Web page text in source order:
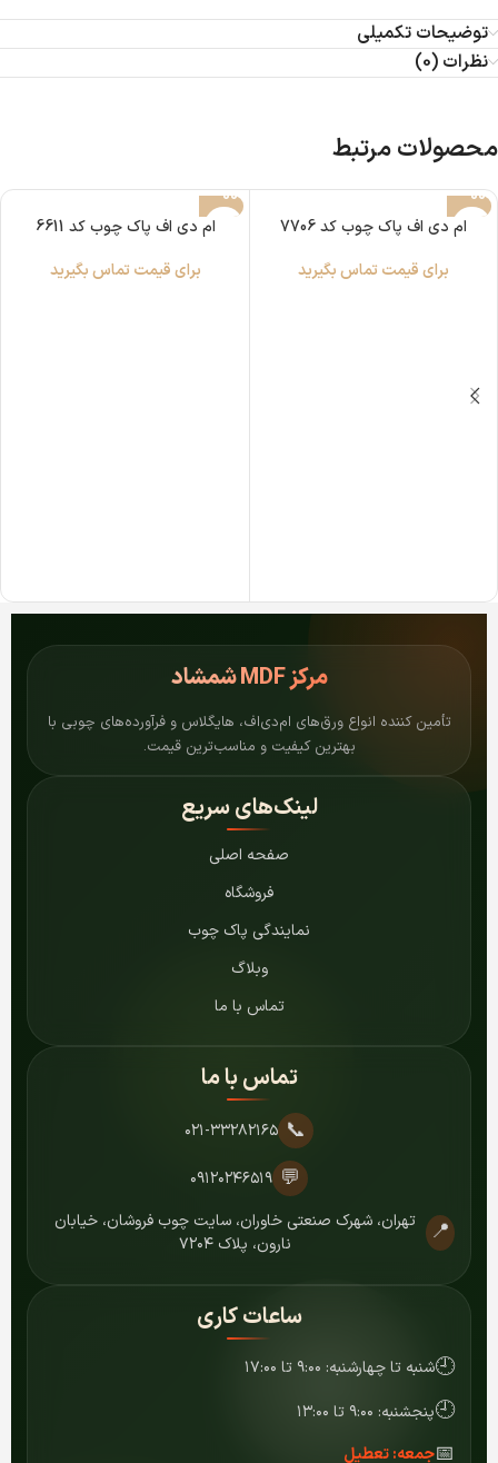
توضیحات تکمیلی
نظرات (0)
محصولات مرتبط
ام دی اف پاک چوب کد 7706
برای قیمت تماس بگیرید
ام دی اف پاک چوب کد 6611
برای قیمت تماس بگیرید
مرکزMDF شمشاد
تأمین کننده انواع ورق‌های ام‌دی‌اف، هایگلاس و فرآورده‌های چوبی با
بهترین کیفیت و مناسب‌ترین قیمت.
لینک‌های سریع
صفحه اصلی
فروشگاه
نمایندگی پاک چوب
وبلاگ
تماس با ما
تماس با ما
📞 ۰۲۱-۳۳۲۸۲۱۶۵
💬 ۰۹۱۲۰۲۴۶۵۱۹
📍
تهران، شهرک صنعتی خاوران، سایت چوب فروشان، خیابان
نارون، پلاک ۷۲۰۴
ساعات کاری
🕘شنبه تا چهارشنبه: ۹:۰۰ تا ۱۷:۰۰
🕘پنجشنبه: ۹:۰۰ تا ۱۳:۰۰
📅جمعه: تعطیل